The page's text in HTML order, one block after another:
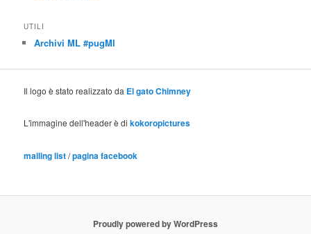
UTILI
Archivi ML #pugMI
Il logo è stato realizzato da El gato Chimney
L'immagine dell'header è dikokoropictures
mailing list/pagina facebook
Proudly powered by WordPress